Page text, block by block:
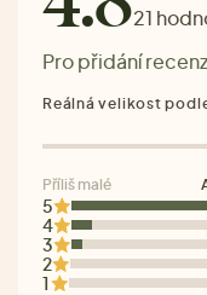
21
Pro přidání
5
4
3
2
1
Reálná velikost
Příliš malé